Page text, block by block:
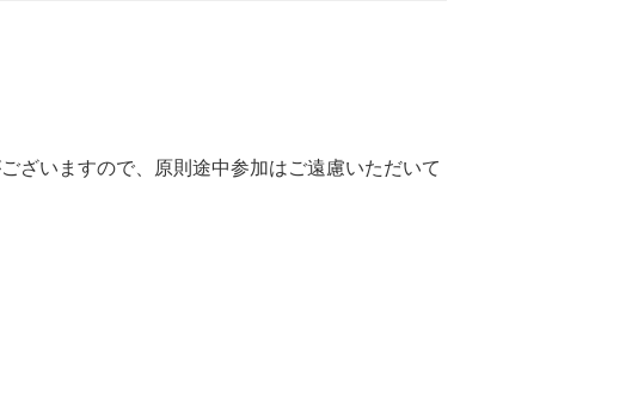
ざいますので、原則途中参加はご遠慮いただいて